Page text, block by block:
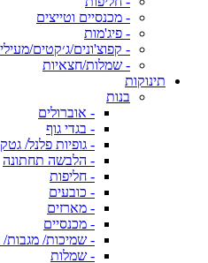
- מכנסיים וטייצים
- פיג'מות
- קפוצ'ונים/ג׳קטים/
- שמלות/חצאיות
תינוקות
בנות
- אוברולים
- בגדי גוף
- גופיות פלנל/
- הלבשה תחתונה
- חליפות
- כובעים
- מארזים
- מכנסיים
- שמיכות/ מגבות/
- שמלות